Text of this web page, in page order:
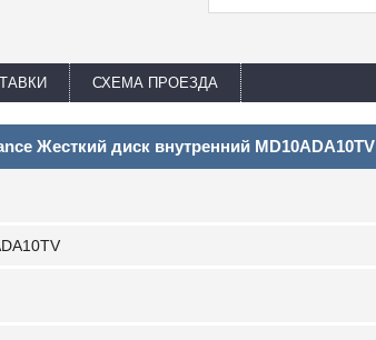
СХЕМА ПРОЕЗДА
Жесткий диск внутренний MD10ADA10TV